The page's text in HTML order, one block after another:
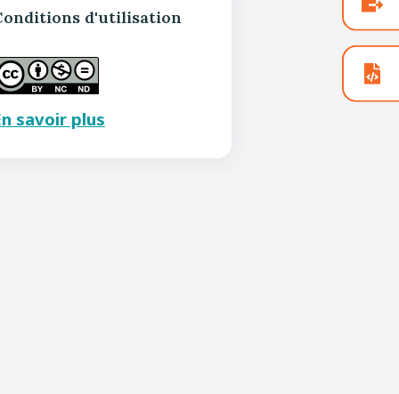
d'utilisation
savoir plus